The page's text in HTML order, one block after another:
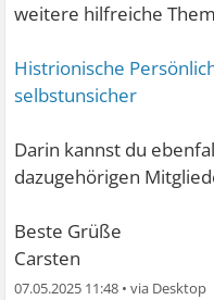
weitere hilfreiche
Histrionische
selbstunsicher
Darin kannst du
dazugehörigen
Beste Grüße
Carsten
07.05.2025 11:48 •